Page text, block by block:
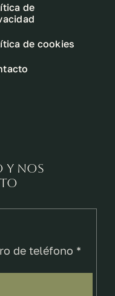
de
de cookies
y nos